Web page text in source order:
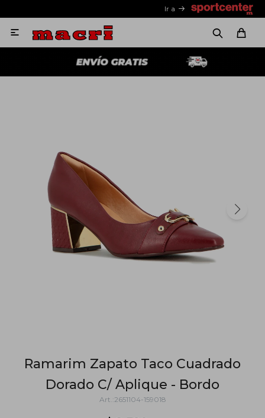
Ir a

Ramarim Zapato Taco Cuadrado
Dorado C/ Aplique - Bordo
2651104-159018